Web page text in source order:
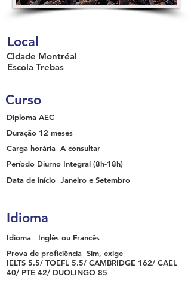
Local
Cidade Montréal
Escola Trebas
Curso
Diploma AEC
Duração 12 meses
Carga horária A consultar
Período Diurno Integral (8h-18h)
Data de início Janeiro e Setembro
Idioma
Idioma
Inglês ou Francês
Prova de proficiência Sim, exige
IELTS 5.5/ TOEFL 5.5/ CAMBRIDGE 162/ CAEL
40/ PTE 42/ DUOLINGO 85